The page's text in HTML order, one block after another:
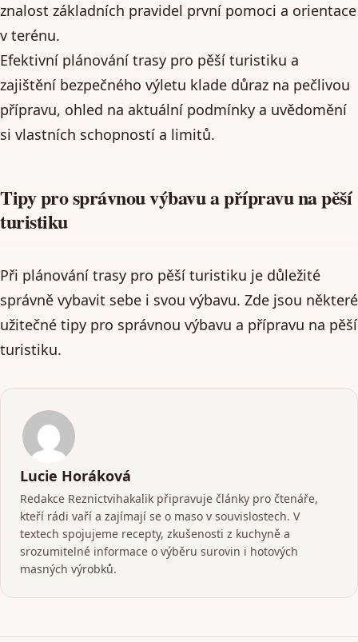
znalost základních pravidel první pomoci a orientace
v terénu.
Efektivní plánování trasy pro pěší turistiku a
zajištění bezpečného výletu klade důraz na pečlivou
přípravu, ohled na aktuální podmínky a uvědomění
si vlastních schopností a limitů.
Tipy pro správnou výbavu a přípravu na pěší
turistiku
Při plánování trasy pro pěší turistiku je důležité
správně vybavit sebe i svou výbavu. Zde jsou některé
užitečné tipy pro správnou výbavu a přípravu na pěší
turistiku.
Lucie Horáková
Redakce Reznictvihakalik připravuje články pro čtenáře,
kteří rádi vaří a zajímají se o maso v souvislostech. V
textech spojujeme recepty, zkušenosti z kuchyně a
srozumitelné informace o výběru surovin i hotových
masných výrobků.